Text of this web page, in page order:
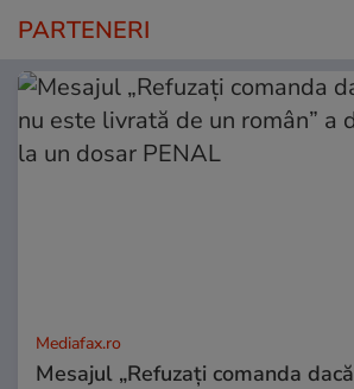
PARTENERI
Mediafax.ro
Mesajul „Refuzați comanda dacă